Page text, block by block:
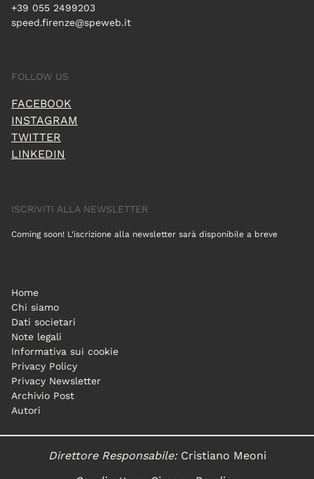
+39 055 2499203
speed.firenze@speweb.it
FOLLOW US
FACEBOOK
INSTAGRAM
TWITTER
LINKEDIN
ISCRIVITI ALLA NEWSLETTER
Coming soon! L'iscrizione alla newsletter sarà disponibile a breve
Home
Chi siamo
Dati societari
Note legali
Informativa sui cookie
Privacy Policy
Privacy Newsletter
Archivio Post
Autori
Direttore Responsabile:Cristiano Meoni